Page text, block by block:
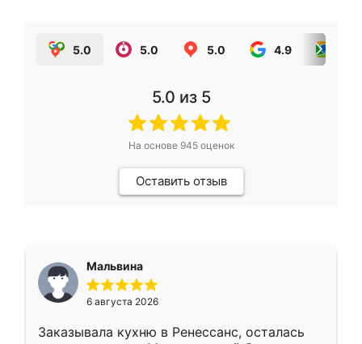
5.0 5.0 5.0 4.9
5.0 из 5
На основе 945оценок
Оставить отзыв
Мальвина
6 августа 2026
Заказывала кухню в Ренессанс, осталась